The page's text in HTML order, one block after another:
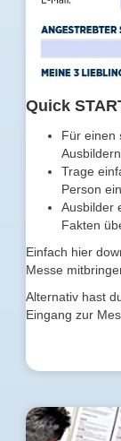
Quick
Für einen
Ausbildern
Trage
Person ein
Ausbilder
Fakten
Einfach hier
Messe
Alternativ hast
Eingang zur